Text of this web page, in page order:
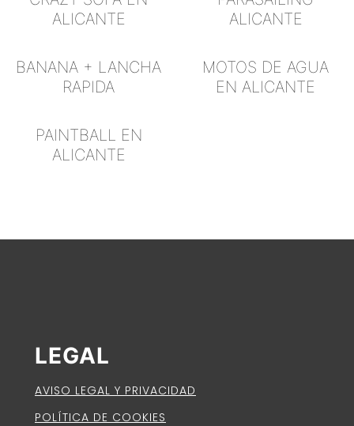
ALICANTE
ALICANTE
BANANA + LANCHA
RAPIDA
MOTOS DE AGUA
EN ALICANTE
PAINTBALL EN
ALICANTE
LEGAL
AVISO LEGAL Y PRIVACIDAD
POLÍTICA DE COOKIES